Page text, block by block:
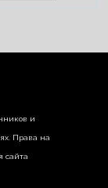
и
Права на
сайта